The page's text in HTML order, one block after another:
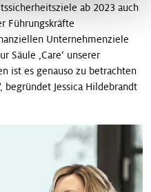
ab 2023 auch
Führungskräfte
Unternehmenziele
Säule ,Care‘ unserer
ist es genauso zu betrachten
begründet Jessica Hildebrandt